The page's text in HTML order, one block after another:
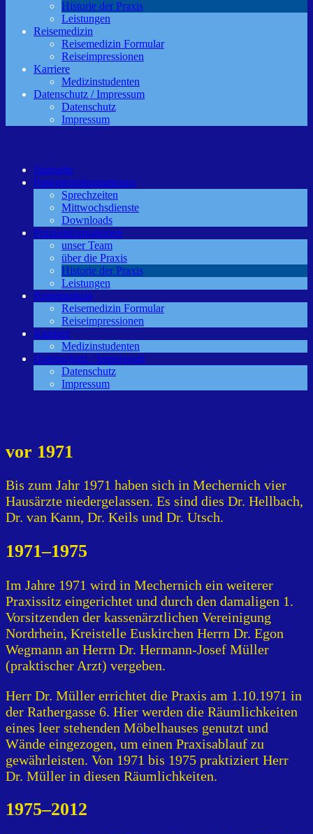
Historie der Praxis
Leistungen
Reisemedizin
Reisemedizin Formular
Reiseimpressionen
Karriere
Medizinstudenten
Datenschutz / Impressum
Datenschutz
Impressum
Startseite
Patienteninformationen
Sprechzeiten
Mittwochsdienste
Downloads
Praxisinformationen
unser Team
über die Praxis
Historie der Praxis
Leistungen
Reisemedizin
Reisemedizin Formular
Reiseimpressionen
Karriere
Medizinstudenten
Datenschutz / Impressum
Datenschutz
Impressum
vor 1971
Bis zum Jahr 1971 haben sich in Mechernich vier
Hausärzte niedergelassen. Es sind dies Dr. Hellbach,
Dr. van Kann, Dr. Keils und Dr. Utsch.
1971–1975
Im Jahre 1971 wird in Mechernich ein weiterer
Praxissitz eingerichtet und durch den damaligen 1.
Vorsitzenden der kassenärztlichen Vereinigung
Nordrhein, Kreistelle Euskirchen Herrn Dr. Egon
Wegmann an Herrn Dr. Hermann-Josef Müller
(praktischer Arzt) vergeben.
Herr Dr. Müller errichtet die Praxis am 1.10.1971 in
der Rathergasse 6. Hier werden die Räumlichkeiten
eines leer stehenden Möbelhauses genutzt und
Wände eingezogen, um einen Praxisablauf zu
gewährleisten. Von 1971 bis 1975 praktiziert Herr
Dr. Müller in diesen Räumlichkeiten.
1975–2012